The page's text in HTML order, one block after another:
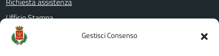
Gestisci Consenso
Ufficio Stampa
Amministrazione Trasparente
Albo pretorio